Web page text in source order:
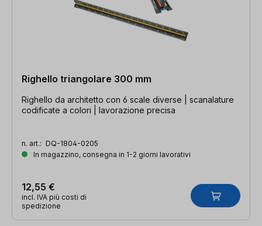
Righello triangolare 300 mm
Righello da architetto con 6 scale diverse | scanalature
codificate a colori | lavorazione precisa
n. art.: DQ-1804-0205
In magazzino, consegna in 1-2 giorni lavorativi
12,55 €
incl. IVA più costi di
spedizione